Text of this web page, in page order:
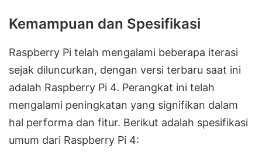
Kemampuan dan Spesifikasi
Raspberry Pi telah mengalami beberapa iterasi
sejak diluncurkan, dengan versi terbaru saat ini
adalah Raspberry Pi 4. Perangkat ini telah
mengalami peningkatan yang signifikan dalam
hal performa dan fitur. Berikut adalah spesifikasi
umum dari Raspberry Pi 4: